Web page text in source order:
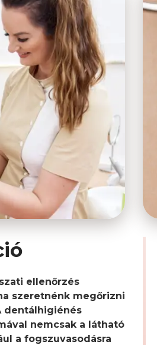
ellenőrzés
szeretnénk megőrizni
dentálhigiénés
nemcsak a látható
a fogszuvasodásra